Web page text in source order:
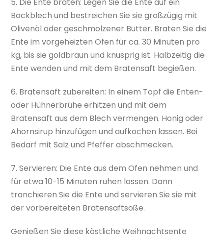
5. Die Ente braten: Legen Sie die Ente auf ein
Backblech und bestreichen Sie sie großzügig mit
Olivenöl oder geschmolzener Butter. Braten Sie die
Ente im vorgeheizten Ofen für ca. 30 Minuten pro
kg, bis sie goldbraun und knusprig ist. Halbzeitig die
Ente wenden und mit dem Bratensaft begießen.
6. Bratensaft zubereiten: In einem Topf die Enten-
oder Hühnerbrühe erhitzen und mit dem
Bratensaft aus dem Blech vermengen. Honig oder
Ahornsirup hinzufügen und aufkochen lassen. Bei
Bedarf mit Salz und Pfeffer abschmecken.
7. Servieren: Die Ente aus dem Ofen nehmen und
für etwa 10-15 Minuten ruhen lassen. Dann
tranchieren Sie die Ente und servieren Sie sie mit
der vorbereiteten Bratensaftsoße.
Genießen Sie diese köstliche Weihnachtsente